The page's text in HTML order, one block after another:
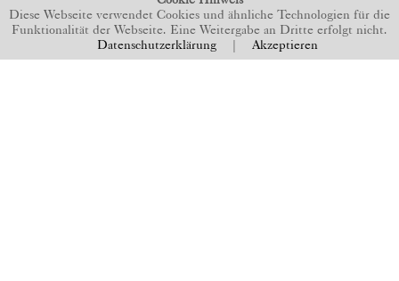
Diese Webseite verwendet Cookies und ähnliche Technologien für die
Funktionalität der Webseite. Eine Weitergabe an Dritte erfolgt nicht.
Datenschutzerklärung Akzeptieren